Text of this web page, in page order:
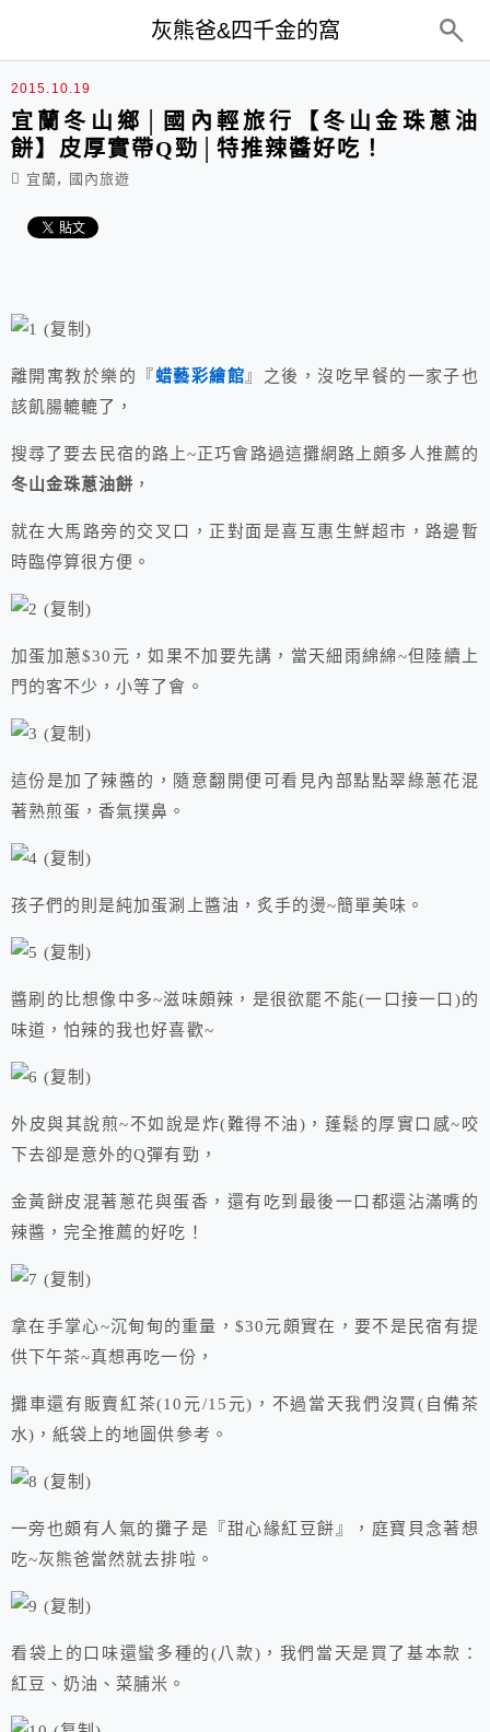
灰熊爸&四千金的窩
2015.10.19
宜蘭冬山鄉│國內輕旅行【冬山金珠蔥油
餅】皮厚實帶Q勁│特推辣醬好吃！
宜蘭, 國內旅遊
離開寓教於樂的『蜡藝彩繪館』之後，沒吃早餐的一家子也
該飢腸轆轆了，
搜尋了要去民宿的路上~正巧會路過這攤網路上頗多人推薦的
冬山金珠蔥油餅 ，
就在大馬路旁的交叉口，正對面是喜互惠生鮮超市，路邊暫
時臨停算很方便。
加蛋加蔥$30元，如果不加要先講，當天細雨綿綿~但陸續上
門的客不少，小等了會。
這份是加了辣醬的，隨意翻開便可看見內部點點翠綠蔥花混
著熟煎蛋，香氣撲鼻。
孩子們的則是純加蛋涮上醬油，炙手的燙~簡單美味。
醬刷的比想像中多~滋味頗辣，是很欲罷不能(一口接一口)的
味道，怕辣的我也好喜歡~
外皮與其說煎~不如說是炸(難得不油)，蓬鬆的厚實口感~咬
下去卻是意外的Q彈有勁，
金黃餅皮混著蔥花與蛋香，還有吃到最後一口都還沾滿嘴的
辣醬，完全推薦的好吃！
拿在手掌心~沉甸甸的重量，$30元頗實在，要不是民宿有提
供下午茶~真想再吃一份，
攤車還有販賣紅茶(10元/15元)，不過當天我們沒買(自備茶
水)，紙袋上的地圖供參考。
一旁也頗有人氣的攤子是『甜心緣紅豆餅』，庭寶貝念著想
吃~灰熊爸當然就去排啦。
看袋上的口味還蠻多種的(八款)，我們當天是買了基本款：
紅豆、奶油、菜脯米。